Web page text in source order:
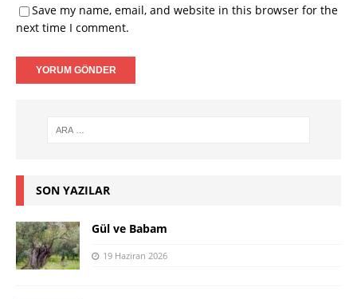
Save my name, email, and website in this browser for the
next time I comment.
SON YAZILAR
Gül ve Babam
19 Haziran 2026